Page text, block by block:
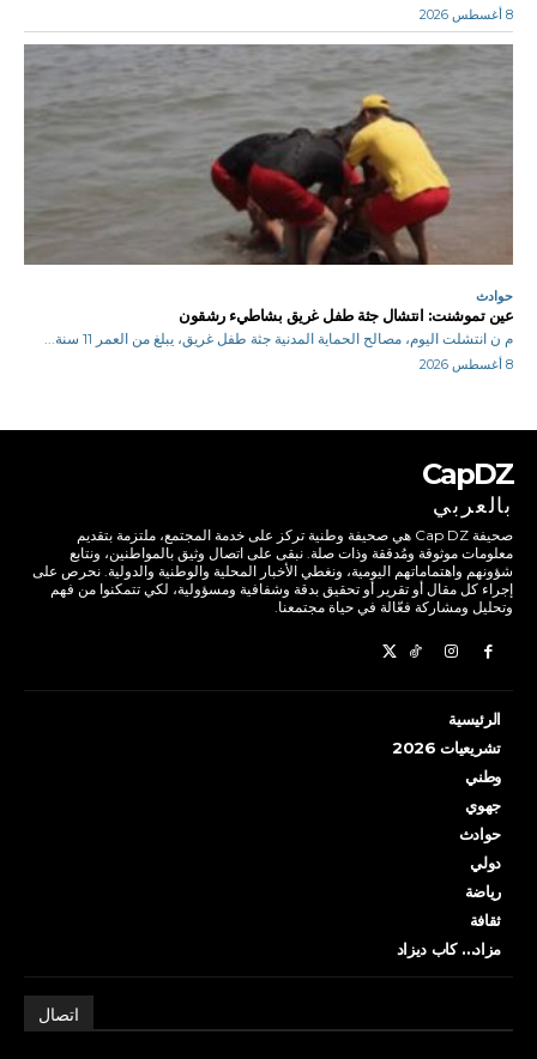
8 أغسطس 2026
حوادث
عين تموشنت: انتشال جثة طفل غريق بشاطيء رشقون
م ن انتشلت اليوم، مصالح الحماية المدنية جثة طفل غريق، يبلغ من العمر 11 سنة...
8 أغسطس 2026
CapDZ
بالعربي
صحيفة Cap DZ هي صحيفة وطنية تركز على خدمة المجتمع، ملتزمة بتقديم
معلومات موثوقة ومُدققة وذات صلة. نبقى على اتصال وثيق بالمواطنين، ونتابع
شؤونهم واهتماماتهم اليومية، ونغطي الأخبار المحلية والوطنية والدولية. نحرص على
إجراء كل مقال أو تقرير أو تحقيق بدقة وشفافية ومسؤولية، لكي تتمكنوا من فهم
وتحليل ومشاركة فعّالة في حياة مجتمعنا.
الرئيسية
تشريعيات 2026
وطني
جهوي
حوادث
دولي
رياضة
ثقافة
مزاد… كاب ديزاد
اتصال